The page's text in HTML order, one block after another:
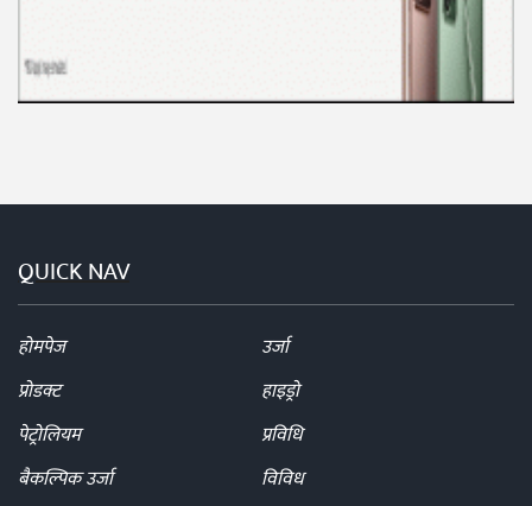
QUICK NAV
होमपेज
उर्जा
प्रोडक्ट
हाइड्रो
पेट्रोलियम
प्रविधि
बैकल्पिक उर्जा
विविध